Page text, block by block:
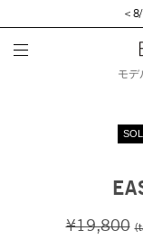
＜
モ
¥19,800